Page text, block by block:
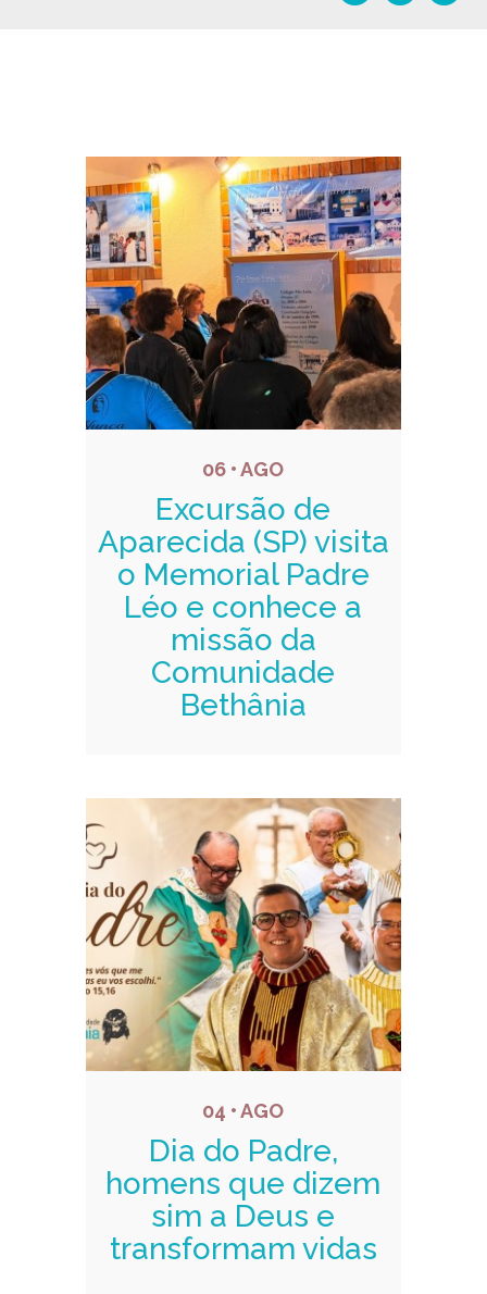
Notícias relacionadas
06 • AGO
Excursão de
Aparecida (SP) visita
o Memorial Padre
Léo e conhece a
missão da
Comunidade
Bethânia
04 • AGO
Dia do Padre,
homens que dizem
sim a Deus e
transformam vidas